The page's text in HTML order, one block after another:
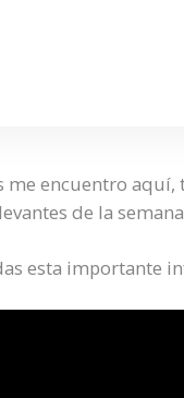
me encuentro
de la
esta importante